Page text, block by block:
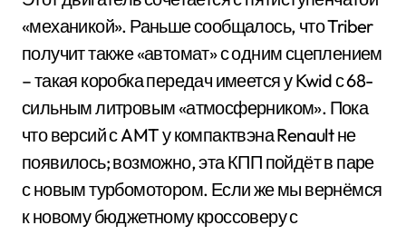
«механикой». Раньше сообщалось, что Triber
получит также «автомат» с одним сцеплением
– такая коробка передач имеется у Kwid с 68-
сильным литровым «атмосферником». Пока
что версий с AMT у компактвэна Renault не
появилось; возможно, эта КПП пойдёт в паре
с новым турбомотором. Если же мы вернёмся
к новому бюджетному кроссоверу с